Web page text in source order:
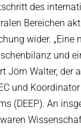
des
Bereichen
wider. „Eine
und
Jörn Walter, der
und
(DEEP). An